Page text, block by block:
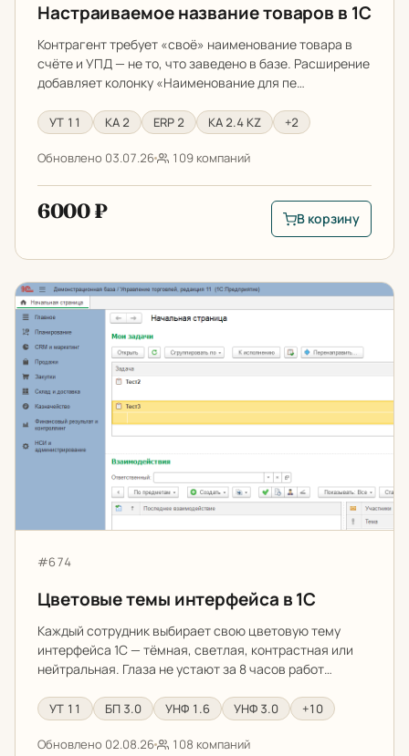
Настраиваемое название товаров в 1С
Контрагент требует «своё» наименование товара в
счёте и УПД — не то, что заведено в базе. Расширение
добавляет колонку «Наименование для пе…
УТ 11 КА 2 ERP 2 КА 2.4 KZ +2
Обновлено 03.07.26 109 компаний
6000 ₽
В корзину:
В корзину
Цветовые темы интерфейса в 1С
Артикул:
#674
Цветовые темы интерфейса в 1С
Каждый сотрудник выбирает свою цветовую тему
интерфейса 1С — тёмная, светлая, контрастная или
нейтральная. Глаза не устают за 8 часов работ…
УТ 11 БП 3.0 УНФ 1.6 УНФ 3.0 +10
Обновлено 02.08.26 108 компаний